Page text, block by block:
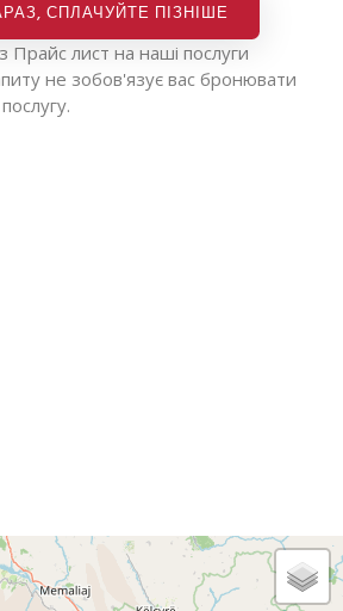
СПЛАЧУЙТЕ ПІЗНІШЕ
Прайс лист на наші послуги
не зобов'язує вас бронювати